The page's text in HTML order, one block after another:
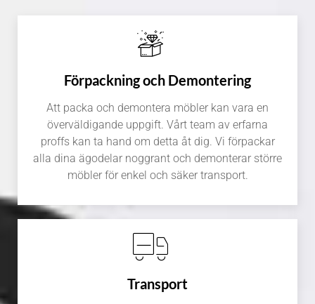
Förpackning och Demontering
Att packa och demontera möbler kan vara en
överväldigande uppgift. Vårt team av erfarna
proffs kan ta hand om detta åt dig. Vi förpackar
alla dina ägodelar noggrant och demonterar större
möbler för enkel och säker transport.
Transport